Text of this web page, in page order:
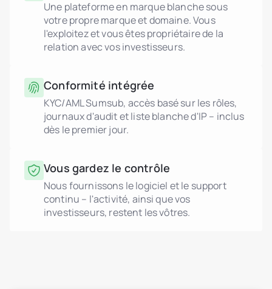
Une plateforme en marque blanche sous
votre propre marque et domaine. Vous
l'exploitez et vous êtes propriétaire de la
relation avec vos investisseurs.
Conformité intégrée
KYC/AML Sumsub, accès basé sur les rôles,
journaux d'audit et liste blanche d'IP – inclus
dès le premier jour.
Vous gardez le contrôle
Nous fournissons le logiciel et le support
continu – l'activité, ainsi que vos
investisseurs, restent les vôtres.